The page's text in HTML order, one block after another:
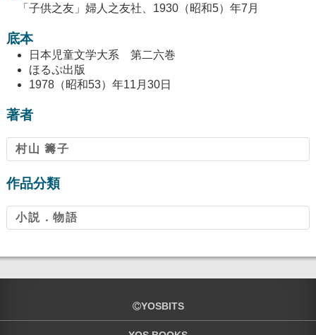
「子供之友」婦人之友社、1930（昭和5）年7月
底本
日本児童文学大系 第二六巻
ほるぷ出版
1978（昭和53）年11月30日
著者
村山 籌子
作品分類
小説．物語
YOSBITS